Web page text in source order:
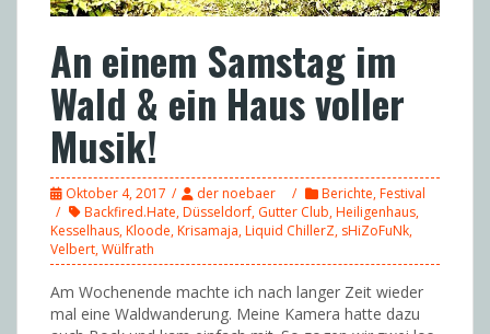
An einem Samstag im
Wald & ein Haus voller
Musik!
Oktober 4, 2017 der noebaer Berichte,Festival
Backfired.Hate,Düsseldorf, Gutter Club,Heiligenhaus,
Kesselhaus,Kloode,Krisamaja,Liquid ChillerZ, sHiZoFuNk,
Velbert,Wülfrath
Am Wochenende machte ich nach langer Zeit wieder
mal eine Waldwanderung. Meine Kamera hatte dazu